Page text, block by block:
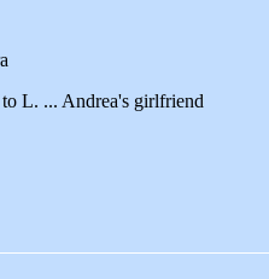
L. ... Andrea's girlfriend